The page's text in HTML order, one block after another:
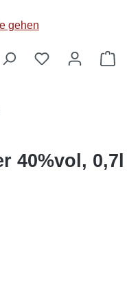
40%vol, 0,7l